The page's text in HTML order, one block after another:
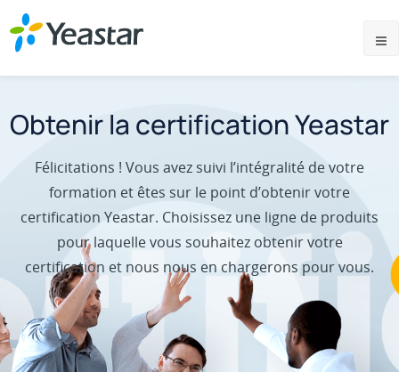
Obtenir la certification Yeastar
Félicitations ! Vous avez suivi l’intégralité de votre
formation et êtes sur le point d’obtenir votre
certification Yeastar. Choisissez une ligne de produits
pour laquelle vous souhaitez obtenir votre
certification et nous nous en chargerons pour vous.